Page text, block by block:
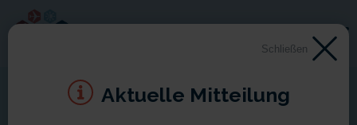
Schließen
Aktuelle Mitteilung